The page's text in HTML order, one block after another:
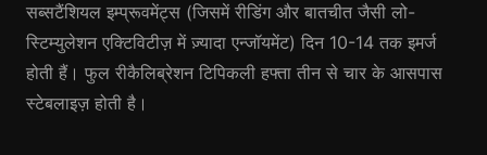
सब्सटैंशियल इम्प्रूवमेंट्स (जिसमें रीडिंग और बातचीत जैसी लो-
स्टिम्युलेशन एक्टिविटीज़ में ज़्यादा एन्जॉयमेंट) दिन 10-14 तक इमर्ज
होती हैं। फुल रीकैलिब्रेशन टिपिकली हफ्ता तीन से चार के आसपास
स्टेबलाइज़ होती है।